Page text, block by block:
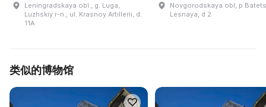
Leningradskaya obl., g. Luga,
Luzhskiy r-n., ul. Krasnoy Artillerii, d.
11A
Novgorodskaya obl, p
Lesnaya, d 2
类似的博物馆